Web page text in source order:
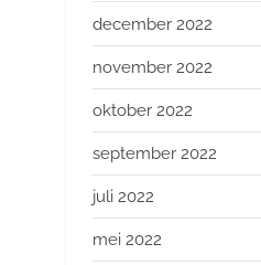
december 2022
november 2022
oktober 2022
september 2022
juli 2022
mei 2022